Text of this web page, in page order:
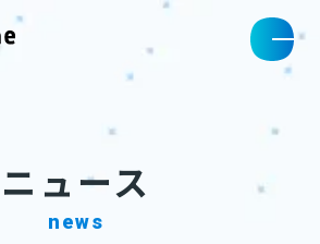
ニュース
news